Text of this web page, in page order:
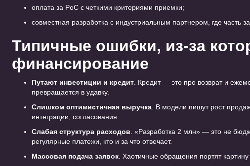
оплата за PoC с четкими критериями приемки;
совместная разработка с индустриальным партнером, где часть
Типичные ошибки, из-за
финансирование
Путают инвестиции и кредит . Кредит — это про возврат и
превращается в удавку.
Слишком оптимистичная выручка . В модели пишут рост
интеграции, согласования.
Слабая структура расходов . «Разработка 2 млн» — это не
регулярные платежи, кто и за что отвечает.
Массовая подача заявок . Хаотичные обращения портят картину